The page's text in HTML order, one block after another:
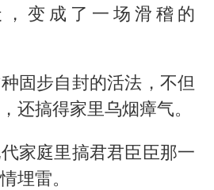
变成了一场滑稽的
固步自封的活法，不但
还搞得家里乌烟瘴气。
家庭里搞君君臣臣那一
埋雷。